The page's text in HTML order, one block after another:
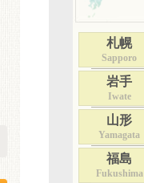
札幌
Sapporo
岩手
Iwate
山形
Yamagata
福島
Fukushima